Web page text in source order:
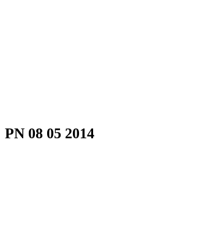
PN 08 05 2014